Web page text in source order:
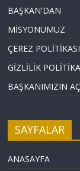
BAŞKAN'DAN
MİSYONUMUZ
ÇEREZ POLİTİKASI
GİZLİLİK
BAŞKANIMIZIN
SAYFALAR
ANASAYFA